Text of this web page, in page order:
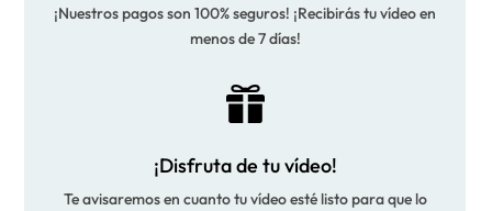
¡Nuestros pagos son 100% seguros! ¡Recibirás tu vídeo en
menos de 7 días!

¡Disfruta de tu vídeo!
Te avisaremos en cuanto tu vídeo esté listo para que lo